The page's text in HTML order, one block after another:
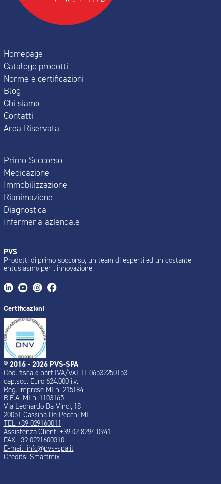
Homepage
Catalogo prodotti
Norme e certificazioni
Blog
Chi siamo
Contatti
Area Riservata
Primo Soccorso
Medicazione
Immobilizzazione
Rianimazione
Diagnostica
Infermeria aziendale
PVS
Prodotti di primo soccorso, un team di esperti ed un costante
entusiasmo per l’innovazione
Certificazioni
® 2016 - 2026 PVS-SPA
Cod. fiscale part.IVA/VAT IT 06532250153
cap.soc. Euro 624.000 i.v.
Reg. imprese MI n. 215184
R.E.A. MI n. 1103165
Via Leonardo Da Vinci, 18
20051 Cassina De Pecchi MI
TEL +39 029160011
Assistenza Clienti +39 02 8294 0941
FAX +39 0291600310
E-mail: info@pvs-spa.it
Credits: Smartmix